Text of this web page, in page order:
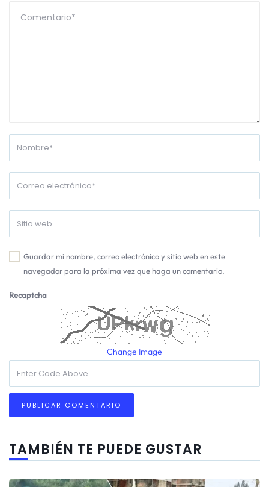
Guardar mi nombre, correo electrónico y sitio web en este
navegador para la próxima vez que haga un comentario.
Recaptcha
Change Image
TAMBIÉN TE PUEDE GUSTAR